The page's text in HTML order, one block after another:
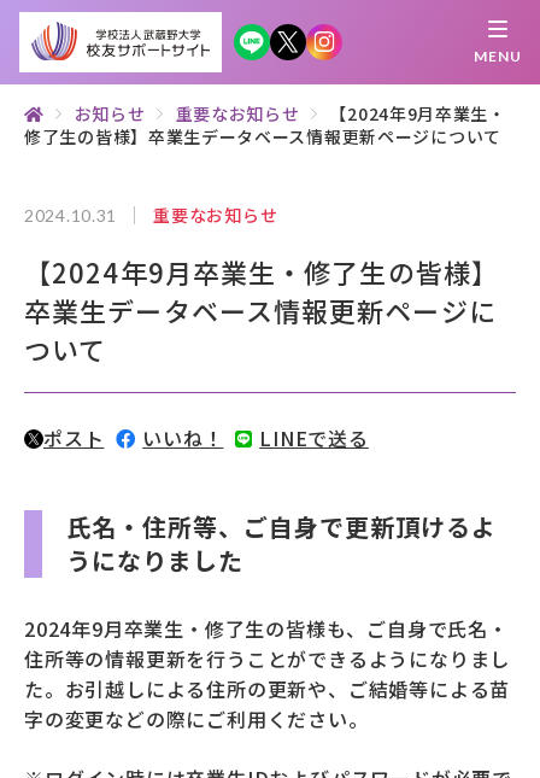
MENU
集 う 学 ぶ 知 る 探 す 繋がる
母校について
むらさき会・くれない会について
創立100周年記念事業
募財（寄付）
採用情報
各種手続き・ご案内
お知らせ 重要なお知らせ
【2024年9月卒業生・
修了生の皆様】卒業生データベース情報更新ページについて
2024.10.31 重要なお知らせ
【2024年9月卒業生・修了生の皆様】
卒業生データベース情報更新ページに
ついて
ポスト いいね！ LINEで送る
氏名・住所等、ご自身で更新頂けるよ
うになりました
2024年9月卒業生・修了生の皆様も、ご自身で氏名・
住所等の情報更新を行うことができるようになりまし
た。お引越しによる住所の更新や、ご結婚等による苗
字の変更などの際にご利用ください。